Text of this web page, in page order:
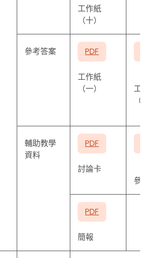
工作紙
（十）
參考答案 PDF
工作紙
（一）
工
（
輔助教學
資料
PDF
討論卡
參
PDF
簡報